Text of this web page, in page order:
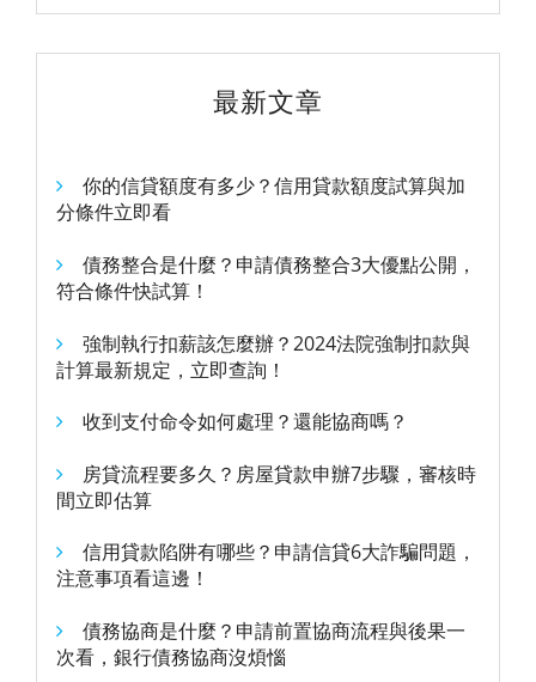
最新文章
你的信貸額度有多少？信用貸款額度試算與加
分條件立即看
債務整合是什麼？申請債務整合3大優點公開，
符合條件快試算！
強制執行扣薪該怎麼辦？2024法院強制扣款與
計算最新規定，立即查詢！
收到支付命令如何處理？還能協商嗎？
房貸流程要多久？房屋貸款申辦7步驟，審核時
間立即估算
信用貸款陷阱有哪些？申請信貸6大詐騙問題，
注意事項看這邊！
債務協商是什麼？申請前置協商流程與後果一
次看，銀行債務協商沒煩惱